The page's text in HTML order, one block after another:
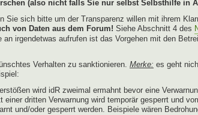
(also nicht falls Sie nur selbst Selbsthilfe in
Sie sich bitte um der Transparenz willen mit ihrem
von Daten aus dem Forum! Siehe Abschnitt 4 des
an irgendetwas aufrufen ist das Vorgehen mit den
Verhalten zu sanktionieren. Merke: es geht
wird idR zweimal ermahnt bevor eine
dritten Verwarnung wird temporär gesperrt und
und/oder gesperrt werden. Beispiele wären